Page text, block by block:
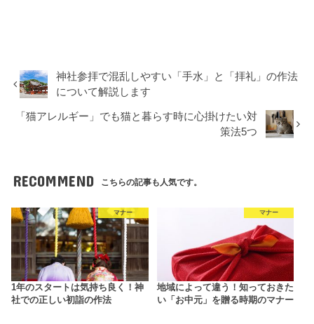
神社参拝で混乱しやすい「手水」と「拝礼」の作法
について解説します
「猫アレルギー」でも猫と暮らす時に心掛けたい対
策法5つ
RECOMMEND こちらの記事も人気です。
マナー
1年のスタートは気持ち良く！神
社での正しい初詣の作法
マナー
地域によって違う！知っておきた
い「お中元」を贈る時期のマナー